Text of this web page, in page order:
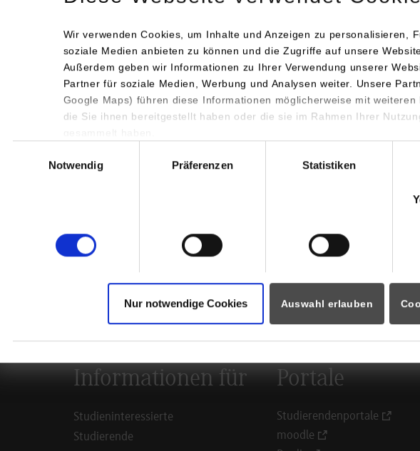
Wir verwenden Cookies, um Inhalte und Anzeigen zu personalisieren,
soziale Medien anbieten zu können und die Zugriffe auf unsere
Außerdem geben wir Informationen zu Ihrer Verwendung unserer
Partner für soziale Medien, Werbung und Analysen weiter. Unsere
Google Maps) führen diese Informationen möglicherweise mit weiteren
die Sie ihnen bereitgestellt haben oder die sie im Rahmen Ihrer
Notwendig
Präferenzen Statistiken
Nur notwendige Cookies Auswahl erlauben
Studiengang / Studienrichtung
Wirtschaftsingenieurwesen / Allgemeines
Wirtschaftsingenieurwesen - International Business and
Melanie
07452
zurück zur Ergebnisliste
Informationen für
Studieninteressierte
Studierende
Portale
Studierendenportale
moodle